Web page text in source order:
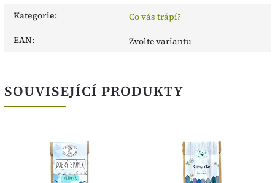
Kategorie:
Co vás trápí?
EAN: Zvolte variantu
SOUVISEJÍCÍ PRODUKTY